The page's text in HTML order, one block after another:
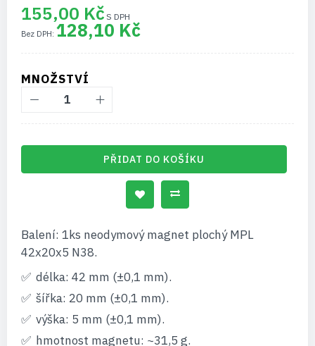
obrázky
155,00 Kč
128,10 Kč
MNOŽSTVÍ
PŘIDAT DO KOŠÍKU
Balení: 1ks neodymový magnet plochý MPL
42x20x5 N38.
délka: 42 mm (±0,1 mm).
šířka: 20 mm (±0,1 mm).
výška: 5 mm (±0,1 mm).
hmotnost magnetu: ~31,5 g.